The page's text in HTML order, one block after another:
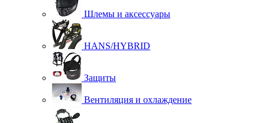
Шлемы и аксессуары
HANS/HYBRID
Защиты
Вентиляция и охлаждение